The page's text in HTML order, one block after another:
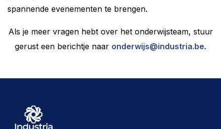
spannende evenementen te brengen.
Als je meer vragen hebt over het onderwijsteam, stuur
gerust een berichtje naar onderwijs@industria.be.